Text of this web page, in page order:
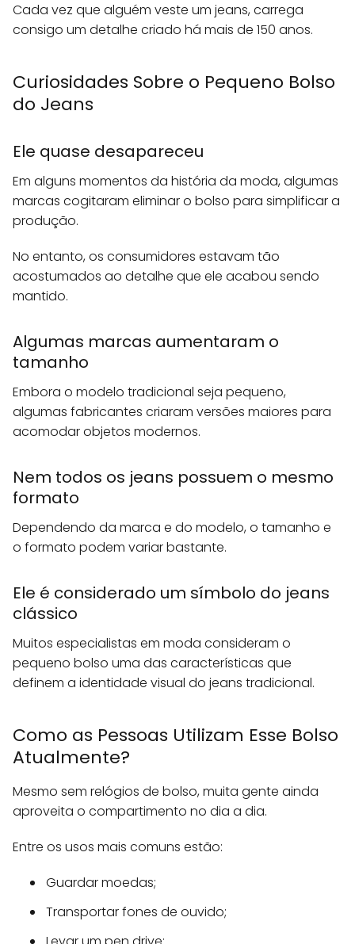
Cada vez que alguém veste um jeans, carrega
consigo um detalhe criado há mais de 150 anos.
Curiosidades Sobre o Pequeno Bolso
do Jeans
Ele quase desapareceu
Em alguns momentos da história da moda, algumas
marcas cogitaram eliminar o bolso para simplificar a
produção.
No entanto, os consumidores estavam tão
acostumados ao detalhe que ele acabou sendo
mantido.
Algumas marcas aumentaram o
tamanho
Embora o modelo tradicional seja pequeno,
algumas fabricantes criaram versões maiores para
acomodar objetos modernos.
Nem todos os jeans possuem o mesmo
formato
Dependendo da marca e do modelo, o tamanho e
o formato podem variar bastante.
Ele é considerado um símbolo do jeans
clássico
Muitos especialistas em moda consideram o
pequeno bolso uma das características que
definem a identidade visual do jeans tradicional.
Como as Pessoas Utilizam Esse Bolso
Atualmente?
Mesmo sem relógios de bolso, muita gente ainda
aproveita o compartimento no dia a dia.
Entre os usos mais comuns estão:
Guardar moedas;
Transportar fones de ouvido;